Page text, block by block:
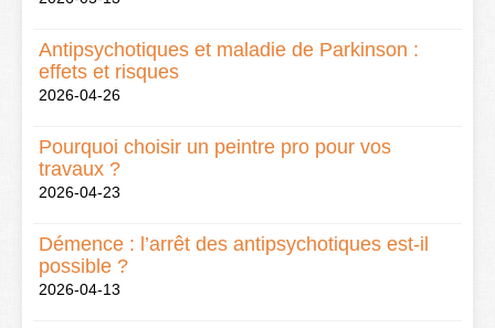
Antipsychotiques et maladie de Parkinson :
effets et risques
2026-04-26
Pourquoi choisir un peintre pro pour vos
travaux ?
2026-04-23
Démence : l’arrêt des antipsychotiques est-il
possible ?
2026-04-13